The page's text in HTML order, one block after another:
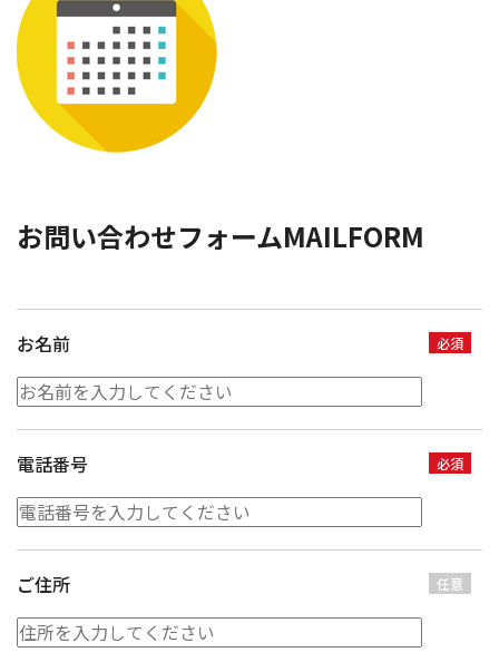
お問い合わせフォームMAILFORM
お名前 必須
電話番号 必須
ご住所 任意